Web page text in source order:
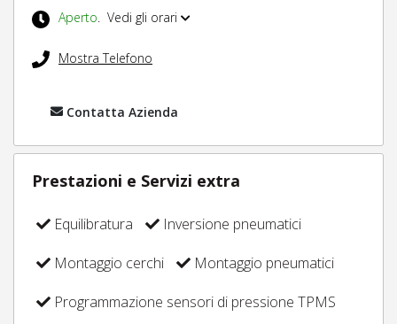
Aperto. Vedi gli orari
Mostra Telefono
Contatta Azienda
Prestazioni e Servizi extra
Equilibratura
Inversione pneumatici
Montaggio cerchi
Montaggio pneumatici
Programmazione sensori di pressione TPMS